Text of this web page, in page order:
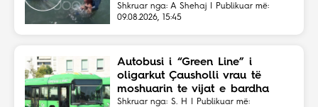
Shkruar nga: A Shehaj | Publikuar më:
09.08.2026, 15:45
Autobusi i “Green Line” i
oligarkut Çausholli vrau të
moshuarin te vijat e bardha
Shkruar nga: S. H | Publikuar më: